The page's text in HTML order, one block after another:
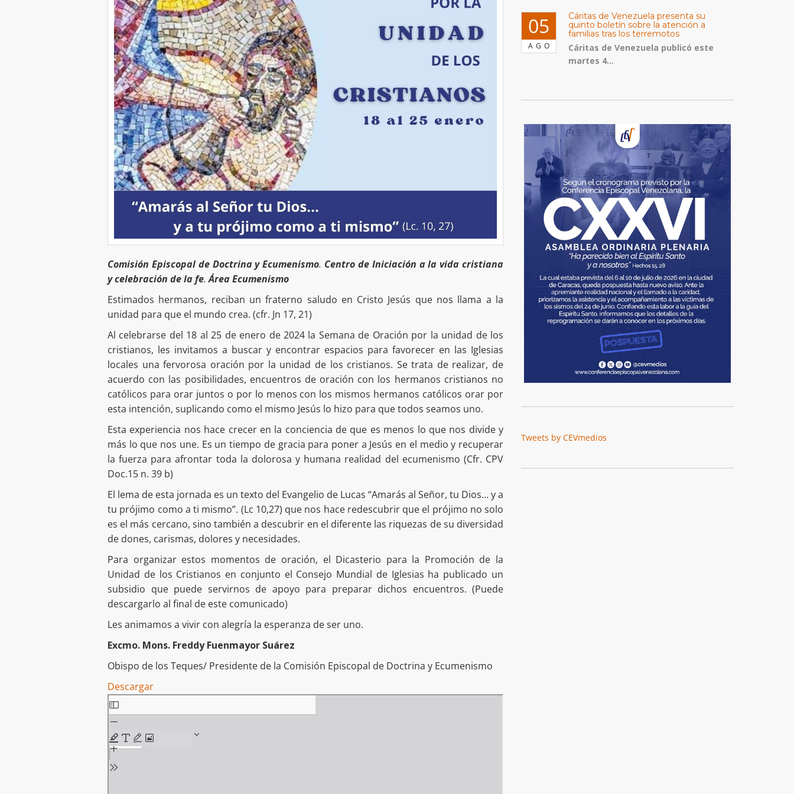
Comisión Episcopal de Doctrina y Ecumenismo. Centro de Iniciación a la vida cristiana
y celebración de la fe.Área Ecumenismo
Estimados hermanos, reciban un fraterno saludo en Cristo Jesús que nos llama a la
unidad para que el mundo crea. (cfr. Jn 17, 21)
Al celebrarse del 18 al 25 de enero de 2024 la Semana de Oración por la unidad de los
cristianos, les invitamos a buscar y encontrar espacios para favorecer en las Iglesias
locales una fervorosa oración por la unidad de los cristianos. Se trata de realizar, de
acuerdo con las posibilidades, encuentros de oración con los hermanos cristianos no
católicos para orar juntos o por lo menos con los mismos hermanos católicos orar por
esta intención, suplicando como el mismo Jesús lo hizo para que todos seamos uno.
Esta experiencia nos hace crecer en la conciencia de que es menos lo que nos divide y
más lo que nos une. Es un tiempo de gracia para poner a Jesús en el medio y recuperar
la fuerza para afrontar toda la dolorosa y humana realidad del ecumenismo (Cfr. CPV
Doc.15 n. 39 b)
El lema de esta jornada es un texto del Evangelio de Lucas “Amarás al Señor, tu Dios… y a
tu prójimo como a ti mismo”. (Lc 10,27) que nos hace redescubrir que el prójimo no solo
es el más cercano, sino también a descubrir en el diferente las riquezas de su diversidad
de dones, carismas, dolores y necesidades.
Para organizar estos momentos de oración, el Dicasterio para la Promoción de la
Unidad de los Cristianos en conjunto el Consejo Mundial de Iglesias ha publicado un
subsidio que puede servirnos de apoyo para preparar dichos encuentros. (Puede
descargarlo al final de este comunicado)
Les animamos a vivir con alegría la esperanza de ser uno.
Excmo. Mons. Freddy Fuenmayor Suárez
Obispo de los Teques/ Presidente de la Comisión Episcopal de Doctrina y Ecumenismo
Descargar
05
AGO
Cáritas de Venezuela presenta su
quinto boletín sobre la atención a
familias tras los terremotos
Cáritas de Venezuela publicó este
martes 4...
Tweets by CEVmedios